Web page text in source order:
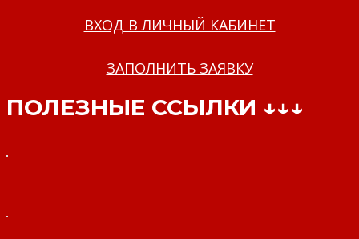
ВХОД В ЛИЧНЫЙ КАБИНЕТ
ЗАПОЛНИТЬ ЗАЯВКУ
ПОЛЕЗНЫЕ ССЫЛКИ ↓↓↓